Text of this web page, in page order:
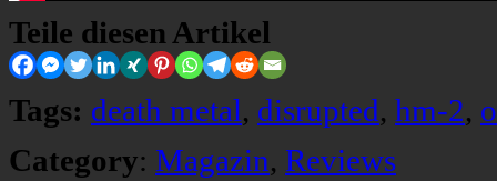
Teile diesen Artikel
Tags: death metal, disrupted, hm-2,
Category: Magazin, Reviews